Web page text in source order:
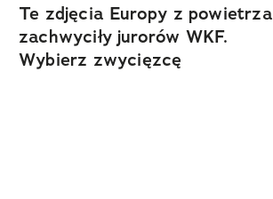
Te zdjęcia Europy z powietrza
zachwyciły jurorów WKF.
Wybierz zwycięzcę